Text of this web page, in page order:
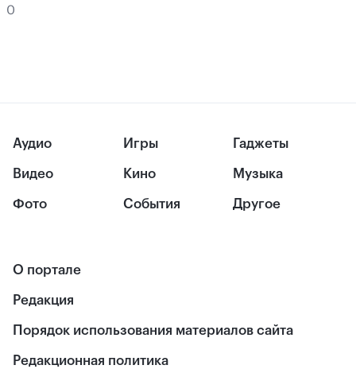
0
Аудио
Видео
Фото
Игры
Кино
События
Гаджеты
Музыка
Другое
О портале
Редакция
Порядок использования материалов сайта
Редакционная политика